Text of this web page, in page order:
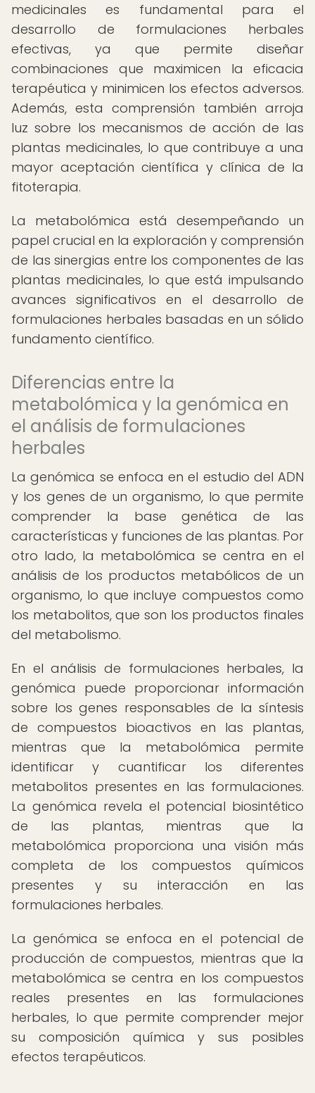
medicinales es fundamental para el
desarrollo de formulaciones herbales
efectivas, ya que permite diseñar
combinaciones que maximicen la eficacia
terapéutica y minimicen los efectos adversos.
Además, esta comprensión también arroja
luz sobre los mecanismos de acción de las
plantas medicinales, lo que contribuye a una
mayor aceptación científica y clínica de la
fitoterapia.
La metabolómica está desempeñando un
papel crucial en la exploración y comprensión
de las sinergias entre los componentes de las
plantas medicinales, lo que está impulsando
avances significativos en el desarrollo de
formulaciones herbales basadas en un sólido
fundamento científico.
Diferencias entre la
metabolómica y la genómica en
el análisis de formulaciones
herbales
La genómica se enfoca en el estudio del ADN
y los genes de un organismo, lo que permite
comprender la base genética de las
características y funciones de las plantas. Por
otro lado, la metabolómica se centra en el
análisis de los productos metabólicos de un
organismo, lo que incluye compuestos como
los metabolitos, que son los productos finales
del metabolismo.
En el análisis de formulaciones herbales, la
genómica puede proporcionar información
sobre los genes responsables de la síntesis
de compuestos bioactivos en las plantas,
mientras que la metabolómica permite
identificar y cuantificar los diferentes
metabolitos presentes en las formulaciones.
La genómica revela el potencial biosintético
de las plantas, mientras que la
metabolómica proporciona una visión más
completa de los compuestos químicos
presentes y su interacción en las
formulaciones herbales.
La genómica se enfoca en el potencial de
producción de compuestos, mientras que la
metabolómica se centra en los compuestos
reales presentes en las formulaciones
herbales, lo que permite comprender mejor
su composición química y sus posibles
efectos terapéuticos.